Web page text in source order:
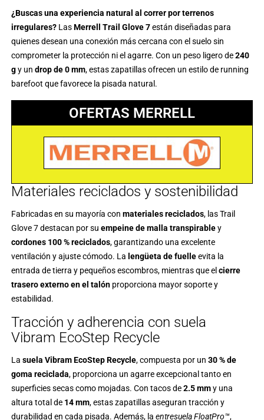
¿Buscas una experiencia natural al correr por terrenos
irregulares?LasMerrell Trail Glove 7están diseñadas para
quienes desean una conexión más cercana con el suelo sin
comprometer la protección ni el agarre. Con un peso ligero de240
gy un drop de 0 mm, estas zapatillas ofrecen un estilo de running
barefoot que favorece la pisada natural.
OFERTAS MERRELL
Materiales reciclados y sostenibilidad
Fabricadas en su mayoría con materiales reciclados, las Trail
Glove 7 destacan por su empeine de malla transpirabley
cordones 100 % reciclados, garantizando una excelente
ventilación y ajuste cómodo. La lengüeta de fuelleevita la
entrada de tierra y pequeños escombros, mientras que el cierre
trasero externo en el talónproporciona mayor soporte y
estabilidad.
Tracción y adherencia con suela
Vibram EcoStep Recycle
La suela Vibram EcoStep Recycle, compuesta por un 30 % de
goma reciclada, proporciona un agarre excepcional tanto en
superficies secas como mojadas. Con tacos de2.5 mmy una
altura total de 14 mm, estas zapatillas aseguran tracción y
durabilidad en cada pisada. Además, la entresuela FloatPro™,